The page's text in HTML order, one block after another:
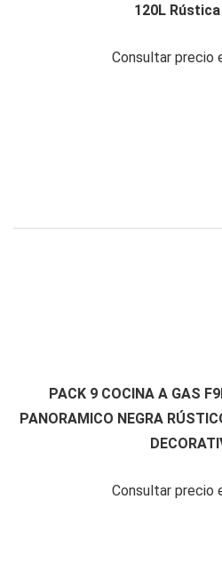
120L
Consultar precio
PACK 9 COCINA A GAS
PANORAMICO NEGRA
Consultar precio